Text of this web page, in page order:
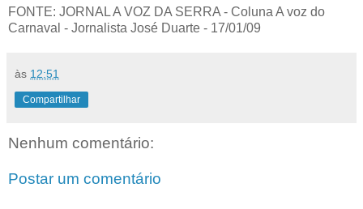
FONTE: JORNAL A VOZ DA SERRA - Coluna A voz do
Carnaval - Jornalista José Duarte - 17/01/09
às 12:51
Compartilhar
Nenhum comentário:
Postar um comentário